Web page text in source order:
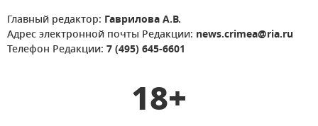
Главный редактор: Гаврилова А.В.
Адрес электронной почты Редакции: news.crimea@ria.ru
Телефон Редакции: 7 (495) 645-6601
18+